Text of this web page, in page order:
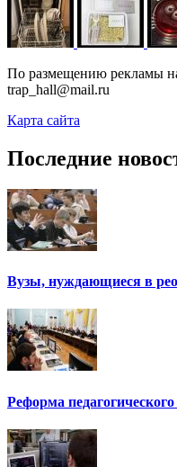
По размещению рекламы
trap_hall@mail.ru
Карта сайта
Последние
Вузы, нуждающиеся в
Реформа